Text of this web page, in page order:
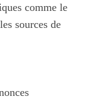
comme le
sources de